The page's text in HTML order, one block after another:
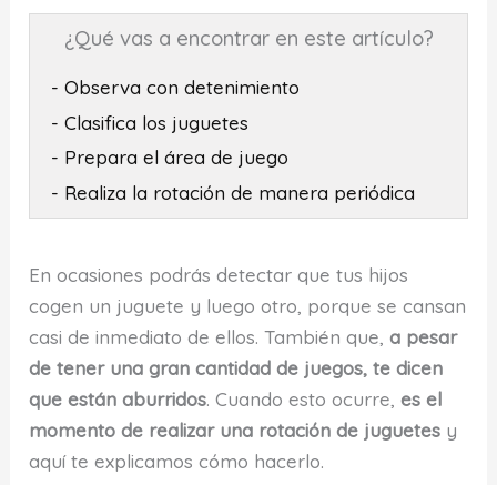
¿Qué vas a encontrar en este artículo?
- Observa con detenimiento
- Clasifica los juguetes
- Prepara el área de juego
- Realiza la rotación de manera periódica
En ocasiones podrás detectar que tus hijos
cogen un juguete y luego otro, porque se cansan
casi de inmediato de ellos. También que,a pesar
de tener una gran cantidad de juegos, te dicen
que están aburridos. Cuando esto ocurre,es el
momento de realizar una rotación de juguetes y
aquí te explicamos cómo hacerlo.